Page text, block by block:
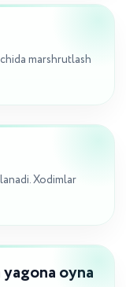
marshrutlash
Xodimlar
oyna